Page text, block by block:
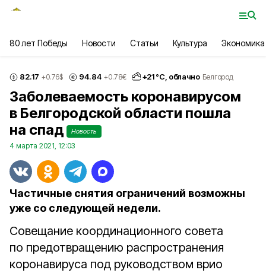
80 лет Победы Новости Статьи Культура Экономика
82.17 +0.76$ 94.84 +0.78€ +21°С, облачно Белгород
Заболеваемость коронавирусом
в Белгородской области пошла
на спад
Новость
4 марта 2021, 12:03
Частичные снятия ограничений возможны
уже со следующей недели.
Совещание координационного совета
по предотвращению распространения
коронавируса под руководством врио